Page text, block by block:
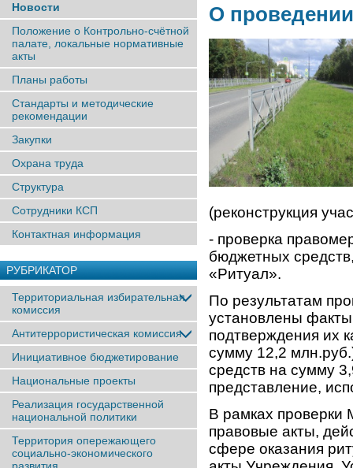
Новости
Положение о Контрольно-счётной
палате, локальные нормативные
акты
Планы работы
Стандарты и методические
рекомендации
Закупки
Охрана труда
Структура
Сотрудники КСП
Контактная информация
РУБРИКАТОР
Территориальная избирательная
комиссия
Антитеррористическая комиссия
Инициативное бюджетирование
Национальные проекты
Реализация государственной
национальной политики
Территория опережающего
социально-экономического
О
(реконструкция
- проверка
бюджетных
«Ритуал».
По результатам
установлены
подтверждения их
сумму 12,2
средств на сумму
представление,
В рамках
правовые акты,
сфере оказания